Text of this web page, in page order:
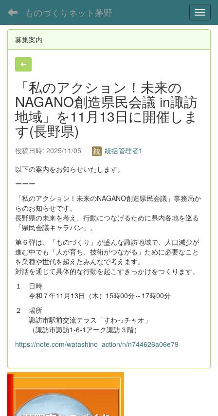
ものづくりネット茅野
募集案内
「私のアクション！未来の
NAGANO創造県民会議 in諏訪
地域」を11月13日に開催しま
す(長野県)
投稿日時: 2025/11/05
統括管理者1
以下の案内をお知らせいたします。
ーーー
「私のアクション！未来のNAGANO創造県民会議」事務局か
らのお知らせです。
長野県の未来を考え、行動につなげるために県内各地を巡る
「県民会議キャラバン」。
第６弾は、「ものづくり」が盛んな諏訪地域で、人口減少が
進む中でも「人が育ち、技術がつながる」ために必要なこと
を業種や世代を超えたみんなで考えます。
対話を通じて具体的な行動を起こすきっかけをつくります。
１ 日時
令和７年11月13日（木）15時00分～17時00分
２ 場所
諏訪市駅前交流テラス「すわっチャオ」
（諏訪市諏訪1-6-1アーク諏訪３階）
https://note.com/watashino_action/n/n744626a06e79